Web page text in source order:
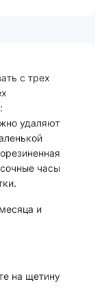
с трех
удаляют
часы
и
на щетину